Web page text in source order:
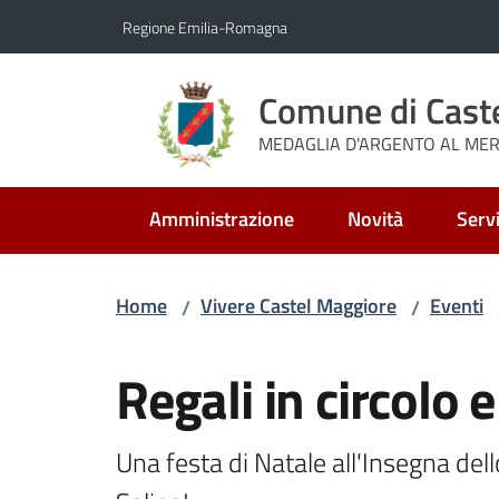
Regione Emilia-Romagna
Comune di
MEDAGLIA D'ARGENTO AL
Amministrazione Novità
Home / Vivere Castel Maggiore / Eventi
Regali in circolo
Una festa di Natale all'Insegna